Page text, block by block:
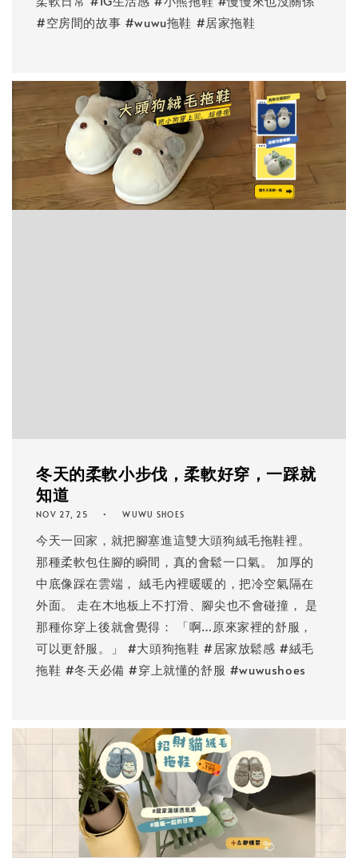
#空房間的故事 #wuwu拖鞋 #居家拖鞋
冬天的柔軟小步伐，柔軟好穿，一踩就
知道
NOV 27, 25 WUWU SHOES
今天一回家，就把腳塞進這雙大頭狗絨毛拖鞋裡。
那種柔軟包住腳的瞬間，真的會鬆一口氣。 加厚的
中底像踩在雲端， 絨毛內裡暖暖的，把冷空氣隔在
外面。 走在木地板上不打滑、腳尖也不會碰撞， 是
那種你穿上後就會覺得： 「啊…原來家裡的舒服，
可以更舒服。」 #大頭狗拖鞋 #居家放鬆感 #絨毛
拖鞋 #冬天必備 #穿上就懂的舒服 #wuwushoes